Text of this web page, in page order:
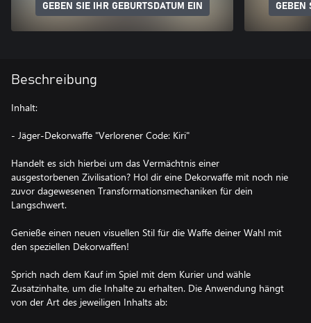
GEBEN SIE IHR GEBURTSDATUM EIN GEBEN
Beschreibung
Inhalt:
- Jäger-Dekorwaffe "Verlorener Code: Kiri"
Handelt es sich hierbei um das Vermächtnis einer
ausgestorbenen Zivilisation? Hol dir eine Dekorwaffe mit noch nie
zuvor dagewesenen Transformationsmechaniken für dein
Langschwert.
Genieße einen neuen visuellen Stil für die Waffe deiner Wahl mit
den speziellen Dekorwaffen!
Sprich nach dem Kauf im Spiel mit dem Kurier und wähle
Zusatzinhalte, um die Inhalte zu erhalten. Die Anwendung hängt
von der Art des jeweiligen Inhalts ab: